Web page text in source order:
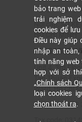
Ngày đăng ký
Nơi cấp: SỞ
HỒ CHÍ MINH
IGUS
Unit 4, 3rd
Tan Thuan
Ward, Ho Chi
Phone: +84 28
Tax code:
bảo trang
trải nghiệm
cookies để
Điều này giúp
nhập an
tính năng web
hợp với sở
„Chính sách
loại cookies
chọn thoát ra.